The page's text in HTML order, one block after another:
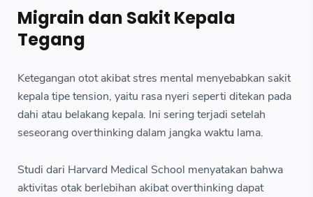
Migrain dan Sakit Kepala
Tegang
Ketegangan otot akibat stres mental menyebabkan sakit
kepala tipe tension, yaitu rasa nyeri seperti ditekan pada
dahi atau belakang kepala. Ini sering terjadi setelah
seseorang overthinking dalam jangka waktu lama.
Studi dari Harvard Medical School menyatakan bahwa
aktivitas otak berlebihan akibat overthinking dapat